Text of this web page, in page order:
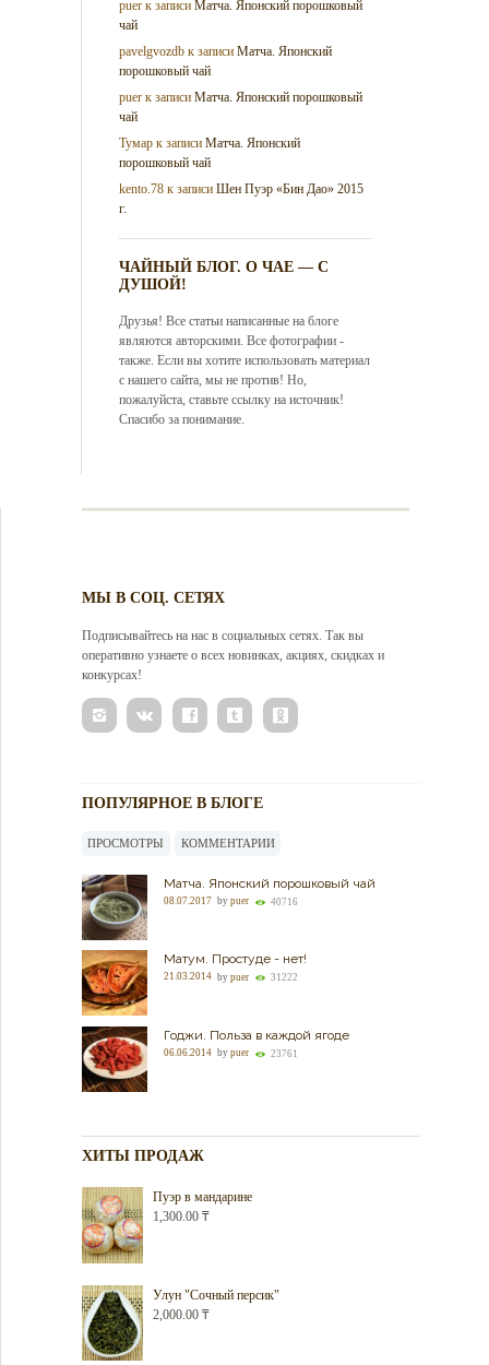
puer к записиМатча. Японский порошковый
чай
pavelgvozdb к записиМатча. Японский
порошковый чай
puer к записиМатча. Японский порошковый
чай
Тумар к записиМатча. Японский
порошковый чай
kento.78 к записиШен Пуэр «Бин Дао» 2015
г.
ЧАЙНЫЙ БЛОГ. О ЧАЕ — С
ДУШОЙ!
Друзья! Все статьи написанные на блоге
являются авторскими. Все фотографии -
также. Если вы хотите использовать материал
с нашего сайта, мы не против! Но,
пожалуйста, ставьте ссылку на источник!
Спасибо за понимание.
МЫ В СОЦ. СЕТЯХ
Подписывайтесь на нас в социальных сетях. Так вы
оперативно узнаете о всех новинках, акциях, скидках и
конкурсах!
ПОПУЛЯРНОЕ В БЛОГЕ
ПРОСМОТРЫ КОММЕНТАРИИ
Матча. Японский порошковый чай
08.07.2017 by puer 40716
Матум. Простуде - нет!
21.03.2014 by puer 31222
Годжи. Польза в каждой ягоде
06.06.2014 by puer 23761
ХИТЫ ПРОДАЖ
Пуэр в мандарине
1,300.00 ₸
Улун "Сочный персик"
2,000.00 ₸